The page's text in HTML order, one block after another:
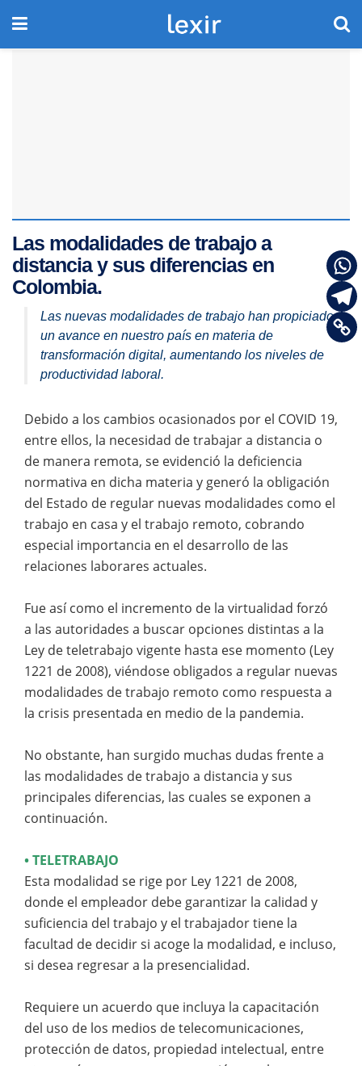
Las modalidades de trabajo a
distancia y sus diferencias en
Colombia.
Las nuevas modalidades de trabajo han propiciado
un avance en nuestro país en materia de
transformación digital, aumentando los niveles de
productividad laboral.
Debido a los cambios ocasionados por el COVID 19,
entre ellos, la necesidad de trabajar a distancia o
de manera remota, se evidenció la deficiencia
normativa en dicha materia y generó la obligación
del Estado de regular nuevas modalidades como el
trabajo en casa y el trabajo remoto, cobrando
especial importancia en el desarrollo de las
relaciones laborares actuales.
Fue así como el incremento de la virtualidad forzó
a las autoridades a buscar opciones distintas a la
Ley de teletrabajo vigente hasta ese momento (Ley
1221 de 2008), viéndose obligados a regular nuevas
modalidades de trabajo remoto como respuesta a
la crisis presentada en medio de la pandemia.
No obstante, han surgido muchas dudas frente a
las modalidades de trabajo a distancia y sus
principales diferencias, las cuales se exponen a
continuación.
• TELETRABAJO
Esta modalidad se rige por Ley 1221 de 2008,
donde el empleador debe garantizar la calidad y
suficiencia del trabajo y el trabajador tiene la
facultad de decidir si acoge la modalidad, e incluso,
si desea regresar a la presencialidad.
Requiere un acuerdo que incluya la capacitación
del uso de los medios de telecomunicaciones,
protección de datos, propiedad intelectual, entre